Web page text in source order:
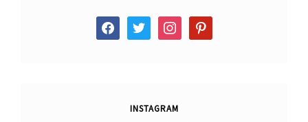
facebook twitter instagram pinterest
INSTAGRAM